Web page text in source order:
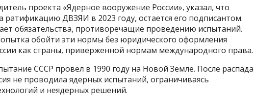
проекта «Ядерное вооружение России», указал, что
ратификацию ДВЗЯИ в 2023 году, остается его подписантом.
обязательства, противоречащие проведению испытаний.
обойти эти нормы без юридического оформления
как страны, приверженной нормам международного права.
СССР провел в 1990 году на Новой Земле. После распада
не проводила ядерных испытаний, ограничиваясь
и неядерных решений.